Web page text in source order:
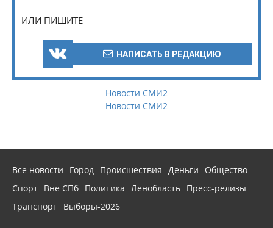
ИЛИ ПИШИТЕ
НАПИСАТЬ В РЕДАКЦИЮ
Новости СМИ2
Новости СМИ2
Все новости Город Происшествия Деньги
Общество
Спорт Вне СПб Политика Ленобласть Пресс-релизы
Транспорт Выборы-2026